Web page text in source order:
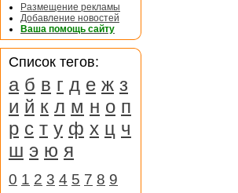
Размещение рекламы
Добавление новостей
Ваша помощь сайту
Список тегов:
а б в г д е ж з
и й к л м н о п
р с т у ф х ц ч
ш э ю я
0 1 2 3 4 5 7 8 9